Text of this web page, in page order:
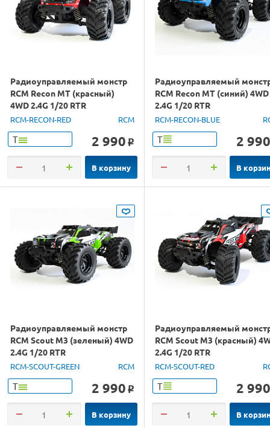
Радиоуправляемый монстр
RCM Recon MT (красный)
4WD 2.4G 1/20 RTR
RCM-RECON-RED RCM
Т 2 990 o
В корзину
Радиоуправляемый
RCM Recon MT (синий) 4WD
2.4G 1/20 RTR
RCM-RECON-BLUE
Т 2 990
В
Радиоуправляемый монстр
RCM Scout M3 (зеленый) 4WD
2.4G 1/20 RTR
RCM-SCOUT-GREEN RCM
Т 2 990 o
В корзину
Радиоуправляемый
RCM Scout M3 (красный)
2.4G 1/20 RTR
RCM-SCOUT-RED
Т 2 990
В